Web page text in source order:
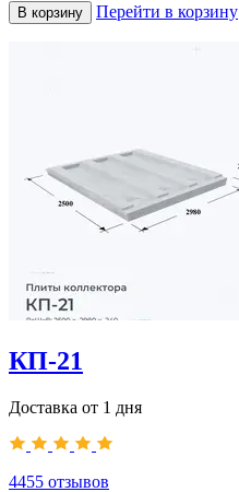
В корзину Перейти в корзину
КП-21
Доставка от 1 дня
4455 отзывов